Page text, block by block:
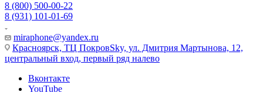
8 (800) 500-00-22
8 (931) 101-01-69
miraphone@yandex.ru
Красноярск, ТЦ ПокровSky, ул. Дмитрия Мартынова, 12,
центральный вход, первый ряд налево
Вконтакте
YouTube